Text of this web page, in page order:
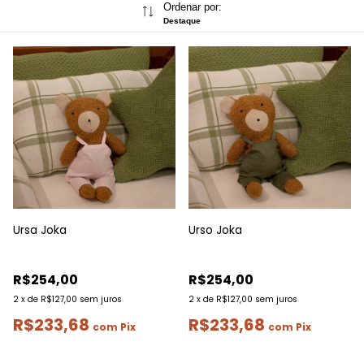
Ordenar por:
Destaque
Ursa Joka
R$254,00
2 x de R$127,00 sem juros
R$233,68 com Pix
Urso Joka
R$254,00
2 x de R$127,00 sem juros
R$233,68 com Pix